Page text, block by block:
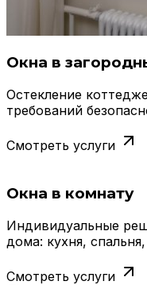
Окна в
Остекление
требований
Смотреть услуги
Окна в комнату
Индивидуальные
дома: кухня,
Смотреть услуги